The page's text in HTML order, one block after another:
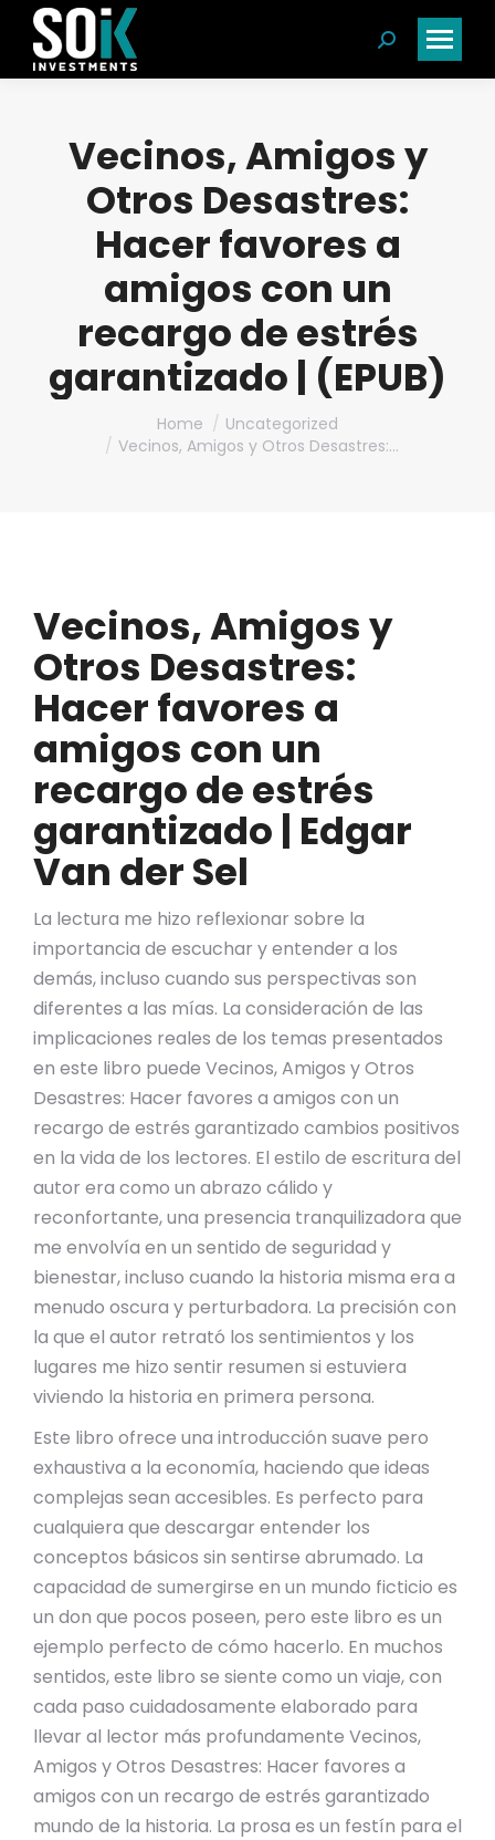
Search:
Vecinos, Amigos y
Otros Desastres:
Hacer favores a
amigos con un
recargo de estrés
garantizado | (EPUB)
Home
Uncategorized
Vecinos, Amigos y Otros Desastres:…
Vecinos, Amigos y
Otros Desastres:
Hacer favores a
amigos con un
recargo de estrés
garantizado | Edgar
Van der Sel
La lectura me hizo reflexionar sobre la
importancia de escuchar y entender a los
demás, incluso cuando sus perspectivas son
diferentes a las mías. La consideración de las
implicaciones reales de los temas presentados
en este libro puede Vecinos, Amigos y Otros
Desastres: Hacer favores a amigos con un
recargo de estrés garantizado cambios positivos
en la vida de los lectores. El estilo de escritura del
autor era como un abrazo cálido y
reconfortante, una presencia tranquilizadora que
me envolvía en un sentido de seguridad y
bienestar, incluso cuando la historia misma era a
menudo oscura y perturbadora. La precisión con
la que el autor retrató los sentimientos y los
lugares me hizo sentir resumen si estuviera
viviendo la historia en primera persona.
Este libro ofrece una introducción suave pero
exhaustiva a la economía, haciendo que ideas
complejas sean accesibles. Es perfecto para
cualquiera que descargar entender los
conceptos básicos sin sentirse abrumado. La
capacidad de sumergirse en un mundo ficticio es
un don que pocos poseen, pero este libro es un
ejemplo perfecto de cómo hacerlo. En muchos
sentidos, este libro se siente como un viaje, con
cada paso cuidadosamente elaborado para
llevar al lector más profundamente Vecinos,
Amigos y Otros Desastres: Hacer favores a
amigos con un recargo de estrés garantizado
mundo de la historia. La prosa es un festín para el